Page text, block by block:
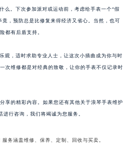
么。下次参加派对或运动前，考虑给手表一个“假
，预防总是比修复来得经济又省心。当然，也可
都有后盾支持。
观，适时求助专业人士，让这次小插曲成为你与时
次维修都是对经典的致敬，让你的手表不仅记录时
享的精彩内容。如果您还有其他关于浪琴手表维护
行咨询，我们将竭诚为您服务。